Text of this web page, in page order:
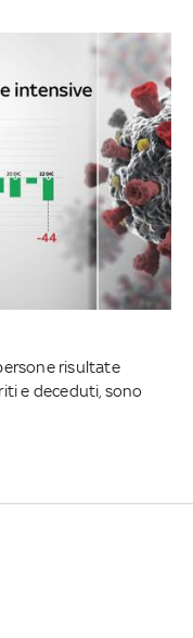
risultate
e deceduti, sono